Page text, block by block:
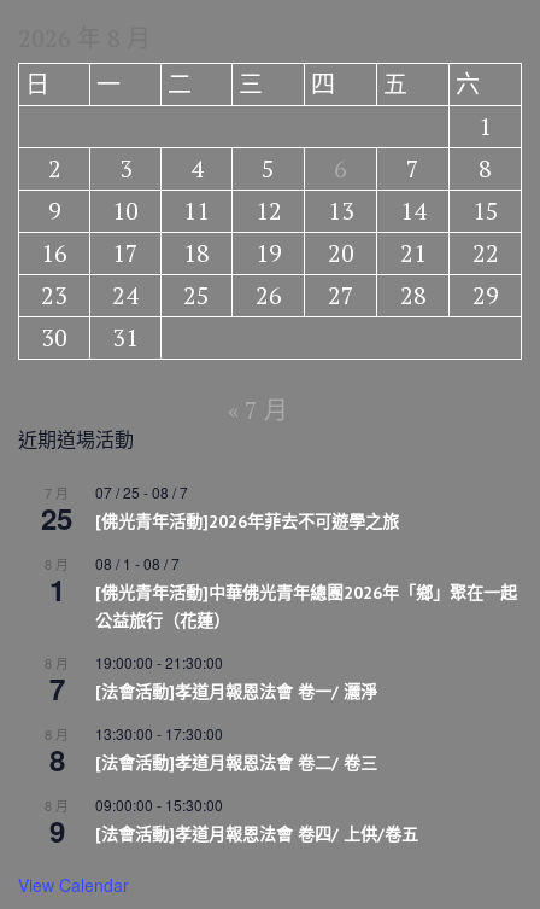
日
一 二 三 四 五
六
1
2
3 4 5 6 7
8
9
10 11 12 13 14
15
16
17 18 19 20 21
22
23
24 25 26 27 28
29
30
31
« 7 月
近期道場活動
7 月
25
07 / 25 -08 / 7
[佛光青年活動]2026年菲去不可遊學之旅
8 月
1
08 / 1 -08 / 7
[佛光青年活動]中華佛光青年總團2026年「鄉」聚在一起
公益旅行（花蓮）
8 月
7
19:00:00 -21:30:00
[法會活動]孝道月報恩法會 卷一/ 灑淨
8 月
8
13:30:00 - 17:30:00
[法會活動]孝道月報恩法會 卷二/ 卷三
8 月
9
09:00:00 - 15:30:00
[法會活動]孝道月報恩法會 卷四/ 上供/卷五
View Calendar